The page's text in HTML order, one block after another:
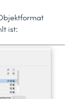
ist: